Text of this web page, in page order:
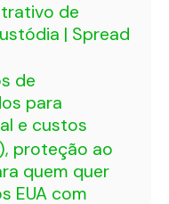
de
| Spread
de
para
e custos
proteção ao
quem quer
EUA com